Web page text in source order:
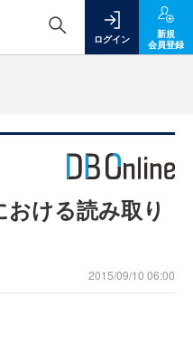
ログイン
新規
会員登録
ける読み取り
2015/09/10 06:00